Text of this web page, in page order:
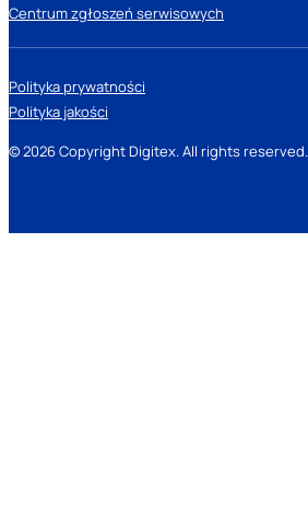
Centrum zgłoszeń serwisowych
© 2026 Copyright Digitex. All rights reserved.
Polityka prywatności
Polityka jakości